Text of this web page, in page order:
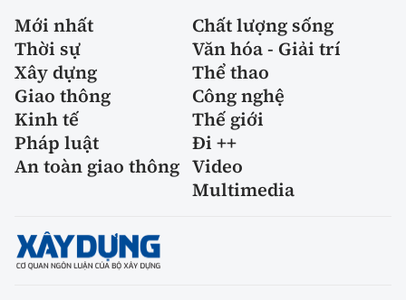
Mới nhất
Chất lượng sống
Thời sự
Văn hóa - Giải trí
Xây dựng
Thể thao
Giao thông
Công nghệ
Kinh tế
Thế giới
Pháp luật
Đi ++
An toàn giao thông Video
Multimedia